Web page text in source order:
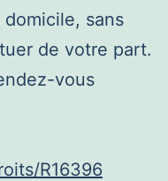
sans
de votre part.
vous
R16396